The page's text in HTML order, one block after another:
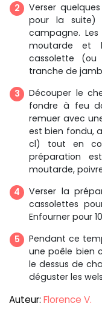
Verser
pour la suite)
campagne.
moutarde et
cassolette
tranche de
Découper le
fondre à feu
remuer avec
est bien fondu,
cl) tout en
préparation
moutarde,
Verser la
cassolettes
Enfourner pour
Pendant ce
une poêle bien
le dessus de
déguster les
Auteur: Florence V.